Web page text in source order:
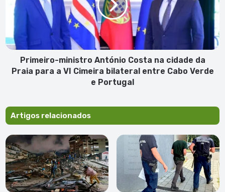
cidade
Praia
para
Cabo
Verde
Portugal
Primeiro-ministro António Costa na cidade da
Praia para a VI Cimeira bilateral entre Cabo Verde
e Portugal
Artigos relacionados